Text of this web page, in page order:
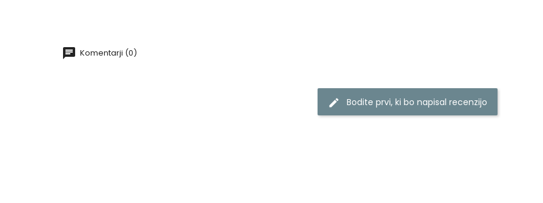
Komentarji (0)
Bodite prvi, ki bo napisal recenzijo